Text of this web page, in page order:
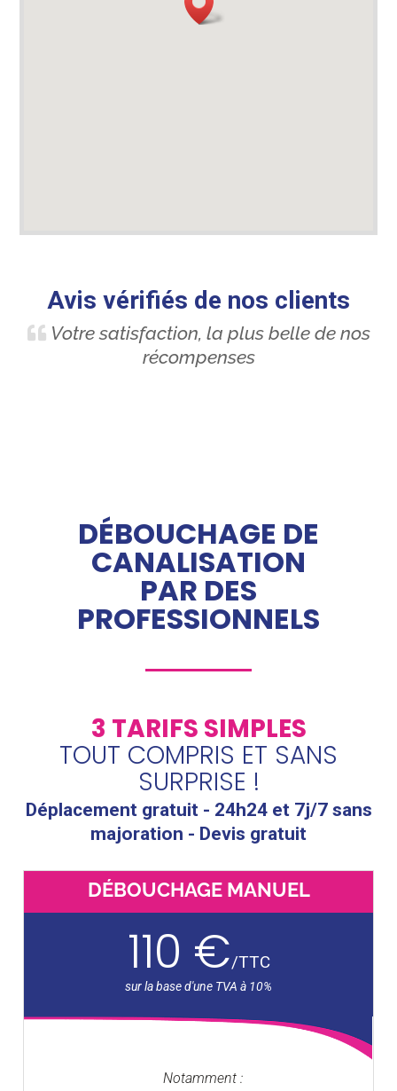
Avis vérifiés de nos clients
Votre satisfaction, la plus belle de nos
récompenses
DÉBOUCHAGE DE
CANALISATION
PAR DES
PROFESSIONNELS
3 TARIFS SIMPLES
TOUT COMPRIS ET SANS
SURPRISE !
Déplacement gratuit - 24h24 et 7j/7 sans
majoration - Devis gratuit
DÉBOUCHAGE MANUEL
110 €/TTC
Notamment :